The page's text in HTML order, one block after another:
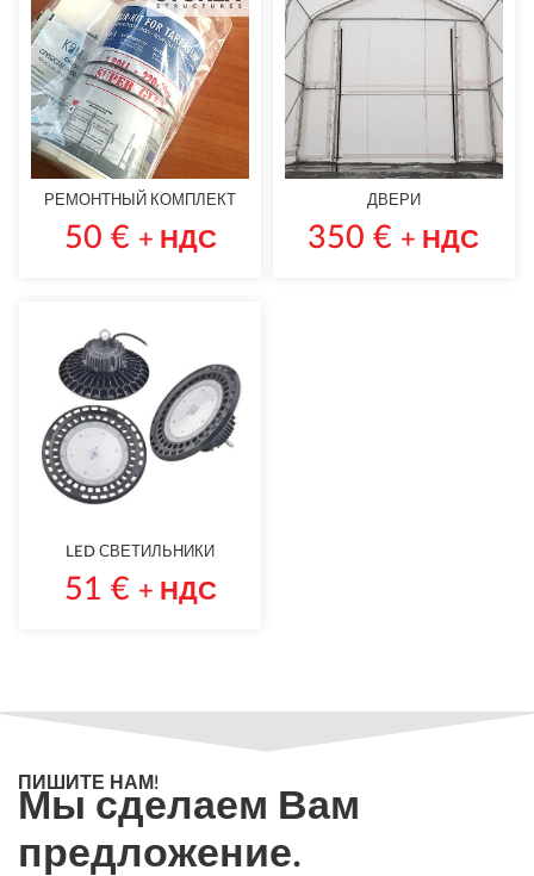
РЕМОНТНЫЙ КОМПЛЕКТ
50 € + НДС
ДВЕРИ
350€ + НДС
LED СВЕТИЛЬНИКИ
51 € + НДС
ПИШИТЕ НАМ!
Мы сделаем Вам
предложение.